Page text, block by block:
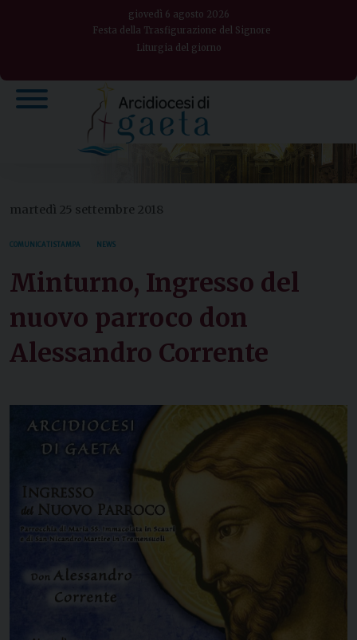
giovedì 6 agosto 2026
Festa della Trasfigurazione del Signore
Liturgia del giorno
martedì 25 settembre 2018
COMUNICATI STAMPA NEWS
Minturno, Ingresso del
nuovo parroco don
Alessandro Corrente